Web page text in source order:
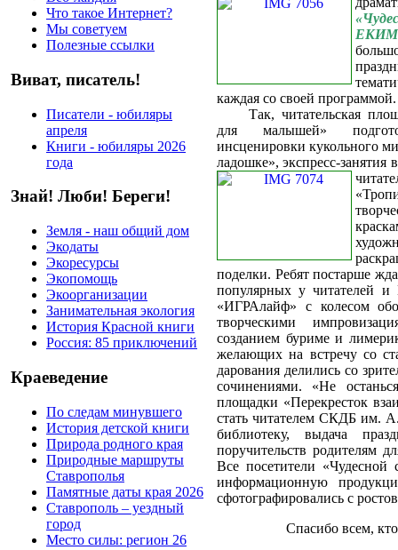
Что такое Интернет?
Мы советуем
Полезные ссылки
Виват, писатель!
Писатели - юбиляры
апреля
Книги - юбиляры 2026
года
Знай! Люби! Береги!
Земля - наш общий дом
Экодаты
Экоресурсы
Экопомощь
Экоорганизации
Занимательная экология
История Красной книги
Россия: 85 приключений
Краеведение
По следам минувшего
История детской книги
Природа родного края
Природные маршруты
Ставрополья
Памятные даты края 2026
Ставрополь – уездный
город
Место силы: регион 26
каждая со своей программой.
Так, читательская
для малышей»
инсценировки кукольного
ладошке», экспресс-занятия
поделки. Ребят постарше
популярных у читателей
«ИГРАлайф» с колесом
творческими
созданием буриме и
желающих на встречу со
дарования делились со
сочинениями. «Не
площадки «Перекресток
стать читателем СКДБ им.
библиотеку, выдача
поручительств родителям
Все посетители
информационную
сфотографировались с
Спасибо всем,